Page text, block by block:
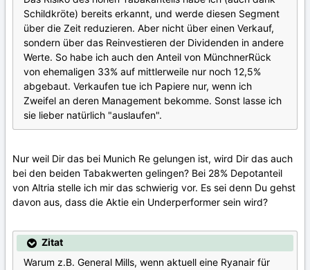
Schildkröte) bereits erkannt, und werde diesen Segment
über die Zeit reduzieren. Aber nicht über einen Verkauf,
sondern über das Reinvestieren der Dividenden in andere
Werte. So habe ich auch den Anteil von MünchnerRück
von ehemaligen 33% auf mittlerweile nur noch 12,5%
abgebaut. Verkaufen tue ich Papiere nur, wenn ich
Zweifel an deren Management bekomme. Sonst lasse ich
sie lieber natürlich "auslaufen".
Nur weil Dir das bei Munich Re gelungen ist, wird Dir das auch
bei den beiden Tabakwerten gelingen? Bei 28% Depotanteil
von Altria stelle ich mir das schwierig vor. Es sei denn Du gehst
davon aus, dass die Aktie ein Underperformer sein wird?
Zitat
Warum z.B. General Mills, wenn aktuell eine Ryanair für